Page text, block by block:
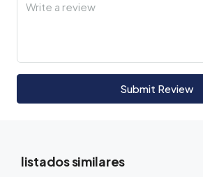
Submit Review
listados similares